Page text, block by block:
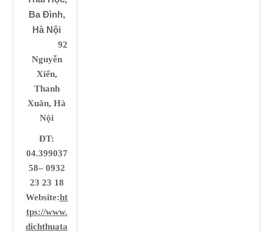
Ba Đình,
Hà Nội
92
Nguyễn
Xiển,
Thanh
Xuân, Hà
Nội
ĐT:
04.399037
58– 0932
23 23 18
Website:ht
tps://www.
dichthuata